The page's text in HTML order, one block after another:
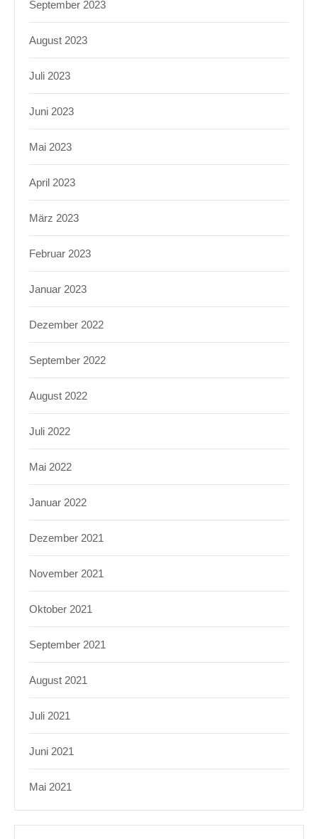
September 2023
August 2023
Juli 2023
Juni 2023
Mai 2023
April 2023
März 2023
Februar 2023
Januar 2023
Dezember 2022
September 2022
August 2022
Juli 2022
Mai 2022
Januar 2022
Dezember 2021
November 2021
Oktober 2021
September 2021
August 2021
Juli 2021
Juni 2021
Mai 2021